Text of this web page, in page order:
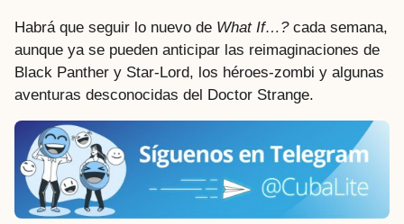
Habrá que seguir lo nuevo de What If…?cada semana,
aunque ya se pueden anticipar las reimaginaciones de
Black Panther y Star-Lord, los héroes-zombi y algunas
aventuras desconocidas del Doctor Strange.